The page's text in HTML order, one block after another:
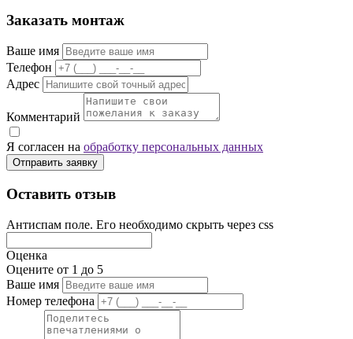
Заказать монтаж
Ваше имя
Телефон
Адрес
Комментарий
Я согласен на обработку персональных данных
Отправить заявку
Оставить отзыв
Антиспам поле. Его необходимо скрыть через css
Оценка
Оцените от 1 до 5
Ваше имя
Номер телефона